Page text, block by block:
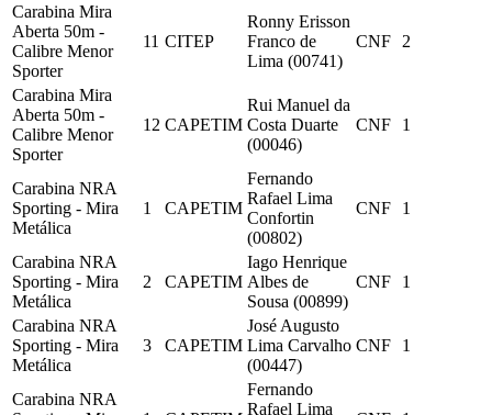
Carabina Mira
Aberta 50m -
Calibre Menor
Sporter
11 CITEP
Ronny Erisson
Franco de
Lima (00741)
CNF 2
Carabina Mira
Aberta 50m -
Calibre Menor
Sporter
12 CAPETIM
Rui Manuel da
Costa Duarte
(00046)
CNF 1
Carabina NRA
Sporting - Mira
Metálica
1 CAPETIM
Fernando
Rafael Lima
Confortin
(00802)
CNF 1
Carabina NRA
Sporting - Mira
Metálica
2 CAPETIM
Iago Henrique
Albes de
Sousa (00899)
CNF 1
Carabina NRA
Sporting - Mira
Metálica
3 CAPETIM
José Augusto
Lima Carvalho
(00447)
CNF 1
Carabina NRA
Fernando
Rafael Lima